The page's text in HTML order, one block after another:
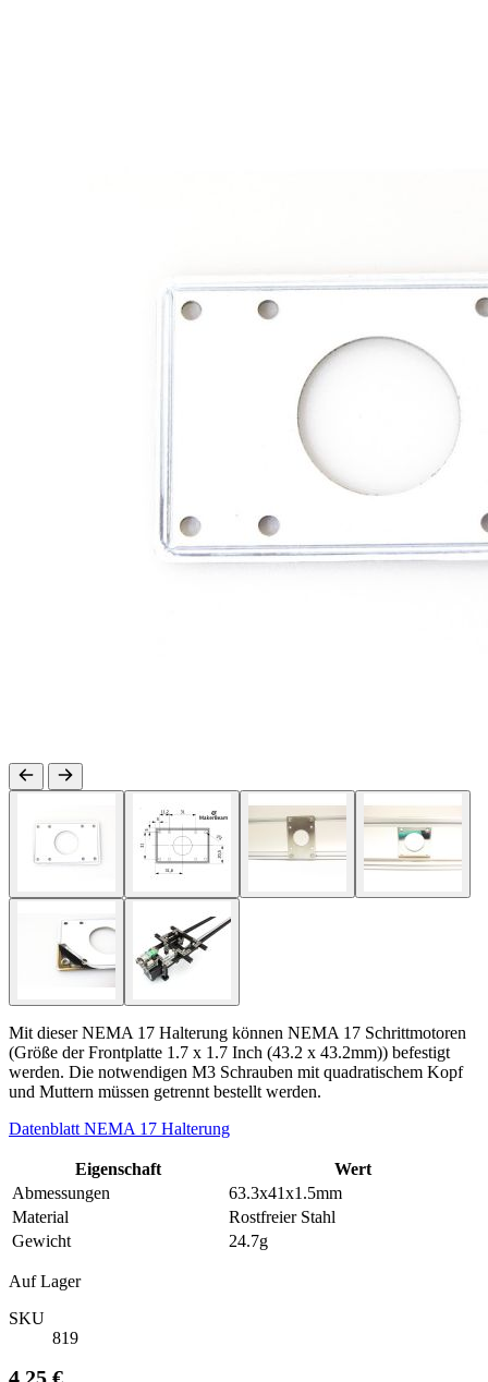
Mit dieser NEMA 17 Halterung können NEMA 17 Schrittmotoren
(Größe der Frontplatte 1.7 x 1.7 Inch (43.2 x 43.2mm)) befestigt
werden. Die notwendigen M3 Schrauben mit quadratischem Kopf
und Muttern müssen getrennt bestellt werden.
Datenblatt NEMA 17 Halterung
Eigenschaft
Wert
Abmessungen
63.3x41x1.5mm
Material
Rostfreier Stahl
Gewicht
24.7g
Auf Lager
SKU
819